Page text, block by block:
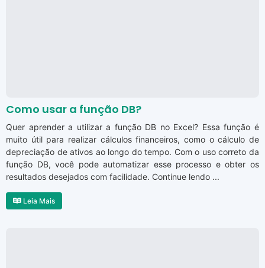
Como usar a função DB?
Quer aprender a utilizar a função DB no Excel? Essa função é
muito útil para realizar cálculos financeiros, como o cálculo de
depreciação de ativos ao longo do tempo. Com o uso correto da
função DB, você pode automatizar esse processo e obter os
resultados desejados com facilidade. Continue lendo ...
Leia Mais